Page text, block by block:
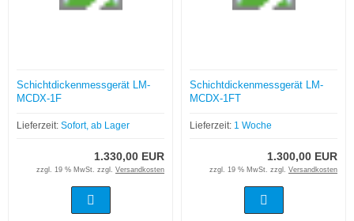
Schichtdickenmessgerät LM-
MCDX-1F
Lieferzeit: Sofort, ab Lager
1.330,00 EUR
zzgl. 19 % MwSt. zzgl. Versandkosten
Schichtdickenmessgerät LM-
MCDX-1FT
Lieferzeit: 1 Woche
1.300,00 EUR
zzgl. 19 % MwSt. zzgl. Versandkosten